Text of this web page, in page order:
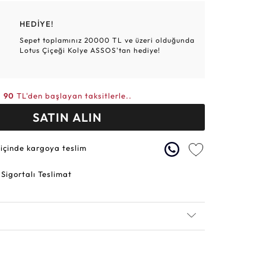
HEDİYE!
Sepet toplamınız 20000 TL ve üzeri olduğunda
Lotus Çiçeği Kolye ASSOS'tan hediye!
90 TL'den başlayan taksitlerle..
SATIN ALIN
kargoya teslim
Teslimat